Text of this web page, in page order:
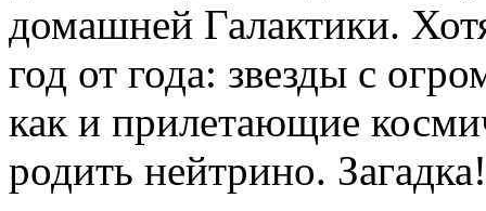
домашней Галактики.
год от года: звезды с
как и прилетающие
родить нейтрино. Загадка!